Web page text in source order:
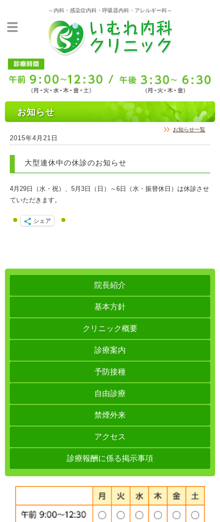
～内科・感染症内科・呼吸器内科・アレルギー科～
お知らせ
お知らせ一覧
2015年4月21日
大型連休中の休診のお知らせ
4月29日（水・祝）、5月3日（日）～6日（水・振替休日）は休診させ
ていただきます。
シェア
院長紹介
基本方針
クリニック概要
診療案内
予防接種
自由診療
禁煙外来
アクセス
診療報酬に係る掲示事項